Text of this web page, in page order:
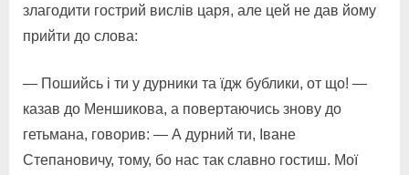
злагодити гострий вислів царя, але цей не дав йому
прийти до слова:
— Пошийсь і ти у дурники та їдж бублики, от що! —
казав до Меншикова, а повертаючись знову до
гетьмана, говорив: — А дурний ти, Іване
Степановичу, тому, бо нас так славно гостиш. Мої